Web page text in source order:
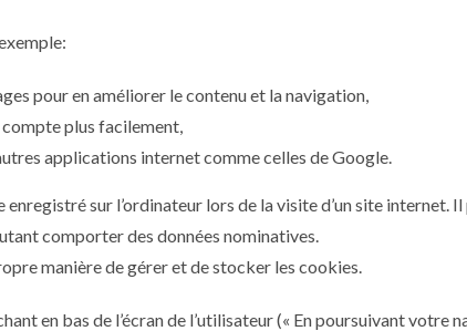
pour en améliorer le contenu et la navigation,
compte plus facilement,
applications internet comme celles de Google.
sur l’ordinateur lors de la visite d’un site
comporter des données nominatives.
manière de gérer et de stocker les cookies.
en bas de l’écran de l’utilisateur (« En poursuivant